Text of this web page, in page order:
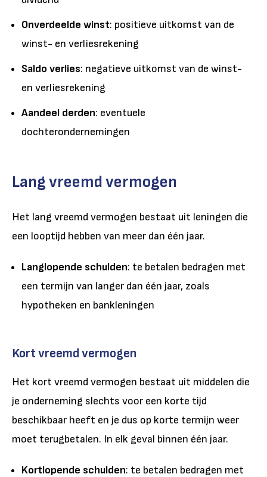
Onverdeelde winst: positieve uitkomst van de
winst- en verliesrekening
Saldo verlies: negatieve uitkomst van de winst-
en verliesrekening
Aandeel derden: eventuele
dochterondernemingen
Lang vreemd vermogen
Het lang vreemd vermogen bestaat uit leningen die
een looptijd hebben van meer dan één jaar.
Langlopende schulden: te betalen bedragen met
een termijn van langer dan één jaar, zoals
hypotheken en bankleningen
Kort vreemd vermogen
Het kort vreemd vermogen bestaat uit middelen die
je onderneming slechts voor een korte tijd
beschikbaar heeft en je dus op korte termijn weer
moet terugbetalen. In elk geval binnen één jaar.
Kortlopende schulden: te betalen bedragen met